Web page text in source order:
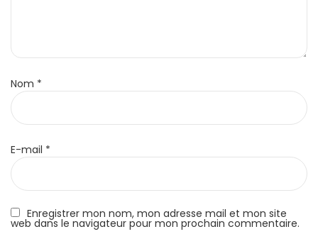
Enregistrer mon nom, mon adresse mail et mon site
web dans le navigateur pour mon prochain commentaire.
Nom *
E-mail *